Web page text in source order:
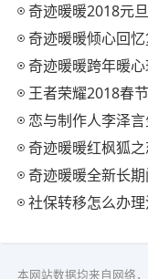
奇迹暖暖2018元
奇迹暖暖倾心回
奇迹暖暖跨年暖
王者荣耀2018春节
恋与制作人李泽
奇迹暖暖红枫狐
奇迹暖暖全新长
社保转移怎么办
本网站数据均来自网络